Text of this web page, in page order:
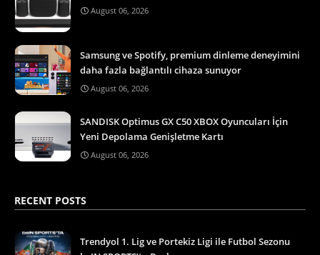
August 06, 2026
Samsung ve Spotify, premium dinleme deneyimini
daha fazla bağlantılı cihaza sunuyor
August 06, 2026
SANDISK Optimus GX C50 XBOX Oyuncuları İçin
Yeni Depolama Genişletme Kartı
August 06, 2026
RECENT POSTS
Trendyol 1. Lig ve Portekiz Ligi ile Futbol Sezonu